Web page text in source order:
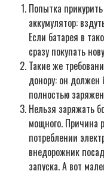
Попытка
аккумулятор:
Если батарея в
сразу покупать
Такие же
донору: он должен
полностью
Нельзя заряжать
мощного. Причина
потреблении
внедорожник
запуска. А вот